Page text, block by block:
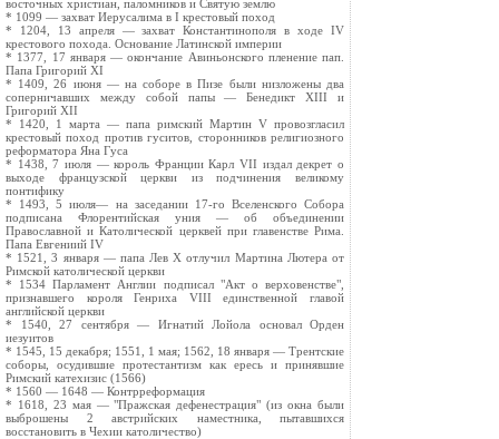
восточных христиан, паломников и Святую землю
* 1099 — захват Иерусалима в I крестовый поход
* 1204, 13 апреля — захват Константинополя в ходе IV
крестового похода. Основание Латинской империи
* 1377, 17 января — окончание Авиньонского пленение пап.
Папа Григорий XI
* 1409, 26 июня — на соборе в Пизе были низложены два
соперничавших между собой папы — Бенедикт XIII и
Григорий XII
* 1420, 1 марта — папа римский Мартин V провозгласил
крестовый поход против гуситов, сторонников религиозного
реформатора Яна Гуса
* 1438, 7 июля — король Франции Карл VII издал декрет о
выходе французской церкви из подчинения великому
понтифику
* 1493, 5 июля— на заседании 17-го Вселенского Собора
подписана Флорентийская уния — об объединении
Православной и Католической церквей при главенстве Рима.
Папа Евгениий IV
* 1521, 3 января — папа Лев Х отлучил Мартина Лютера от
Римской католической церкви
* 1534 Парламент Англии подписал "Акт о верховенстве",
признавшего короля Генриха VIII единственной главой
английской церкви
* 1540, 27 сентября — Игнатий Лойола основал Орден
иезуитов
* 1545, 15 декабря; 1551, 1 мая; 1562, 18 января — Трентские
соборы, осудившие протестантизм как ересь и принявшие
Римский катехизис (1566)
* 1560 — 1648 — Контрреформация
* 1618, 23 мая — "Пражская дефенестрация" (из окна были
выброшены 2 австрийских наместника, пытавшихся
восстановить в Чехии католичество)